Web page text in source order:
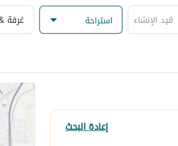
قيد الإنشاء استراحة
إعادة البحث